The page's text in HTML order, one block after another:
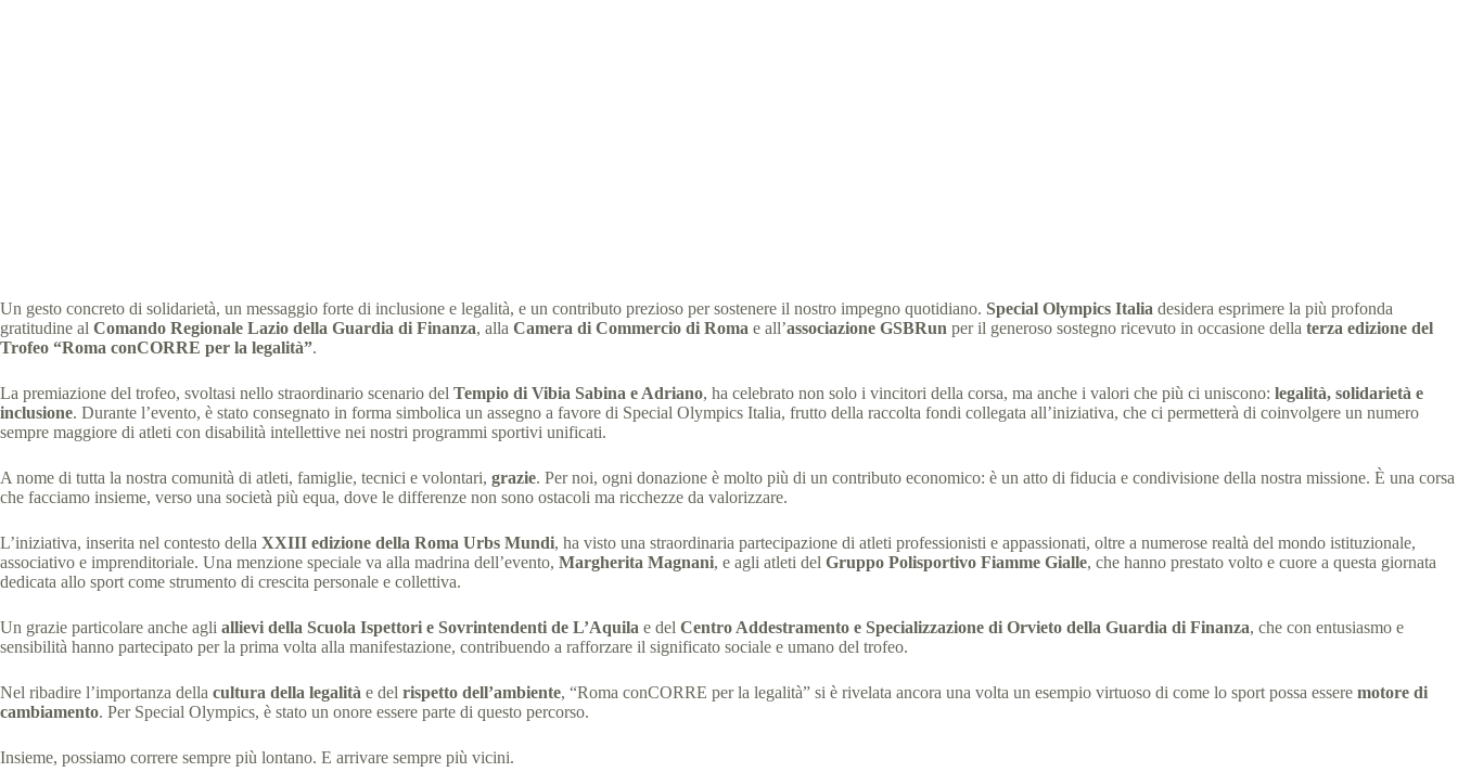
Un gesto concreto di solidarietà, un messaggio forte di inclusione e legalità, e un contributo prezioso per sostenere il nostro impegno quotidiano. Special Olympics Italia desidera esprimere la più profonda
gratitudine al Comando Regionale Lazio della Guardia di Finanza, alla Camera di Commercio di Roma e all’associazione GSBRun per il generoso sostegno ricevuto in occasione della terza edizione del
Trofeo “Roma conCORRE per la legalità”.
La premiazione del trofeo, svoltasi nello straordinario scenario del Tempio di Vibia Sabina e Adriano, ha celebrato non solo i vincitori della corsa, ma anche i valori che più ci uniscono: legalità, solidarietà e
inclusione. Durante l’evento, è stato consegnato in forma simbolica un assegno a favore di Special Olympics Italia, frutto della raccolta fondi collegata all’iniziativa, che ci permetterà di coinvolgere un numero
sempre maggiore di atleti con disabilità intellettive nei nostri programmi sportivi unificati.
A nome di tutta la nostra comunità di atleti, famiglie, tecnici e volontari, grazie. Per noi, ogni donazione è molto più di un contributo economico: è un atto di fiducia e condivisione della nostra missione. È una corsa
che facciamo insieme, verso una società più equa, dove le differenze non sono ostacoli ma ricchezze da valorizzare.
L’iniziativa, inserita nel contesto della XXIII edizione della Roma Urbs Mundi, ha visto una straordinaria partecipazione di atleti professionisti e appassionati, oltre a numerose realtà del mondo istituzionale,
associativo e imprenditoriale. Una menzione speciale va alla madrina dell’evento, Margherita Magnani, e agli atleti del Gruppo Polisportivo Fiamme Gialle, che hanno prestato volto e cuore a questa giornata
dedicata allo sport come strumento di crescita personale e collettiva.
Un grazie particolare anche agli allievi della Scuola Ispettori e Sovrintendenti de L’Aquila e del Centro Addestramento e Specializzazione di Orvieto della Guardia di Finanza, che con entusiasmo e
sensibilità hanno partecipato per la prima volta alla manifestazione, contribuendo a rafforzare il significato sociale e umano del trofeo.
Nel ribadire l’importanza della cultura della legalità e del rispetto dell’ambiente, “Roma conCORRE per la legalità” si è rivelata ancora una volta un esempio virtuoso di come lo sport possa essere motore di
cambiamento. Per Special Olympics, è stato un onore essere parte di questo percorso.
Insieme, possiamo correre sempre più lontano. E arrivare sempre più vicini.